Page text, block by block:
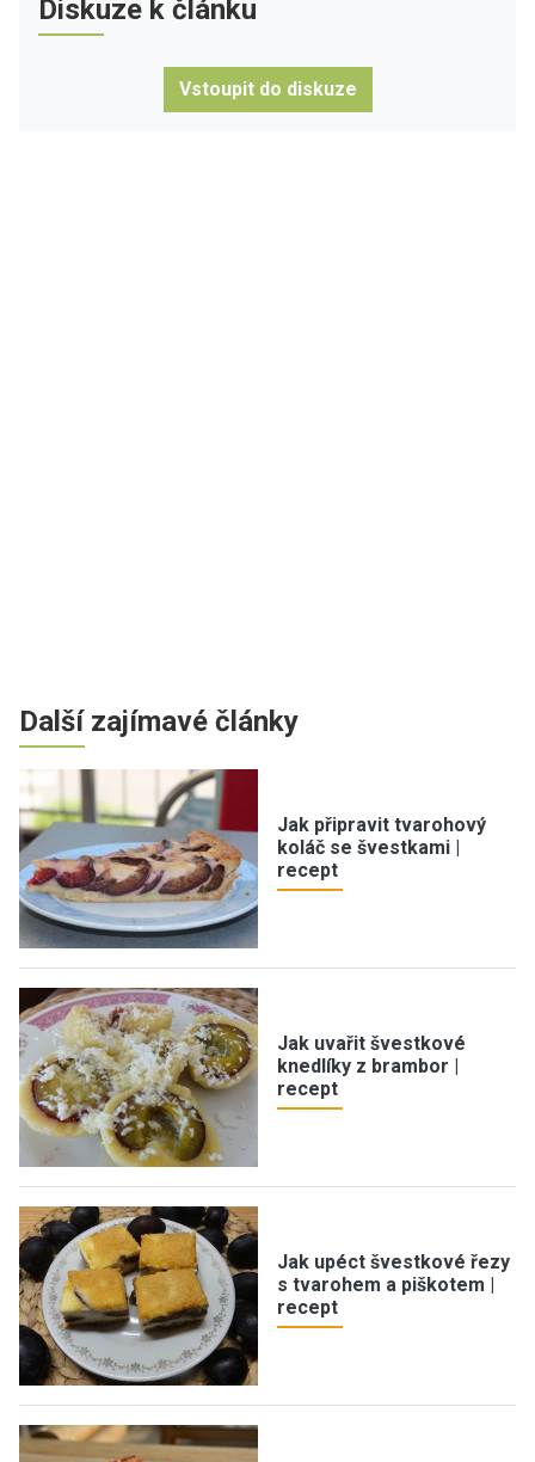
Diskuze k článku
Vstoupit do diskuze
Další zajímavé články
Jak připravit tvarohový
koláč se švestkami |
recept
Jak uvařit švestkové
knedlíky z brambor |
recept
Jak upéct švestkové řezy
s tvarohem a piškotem |
recept